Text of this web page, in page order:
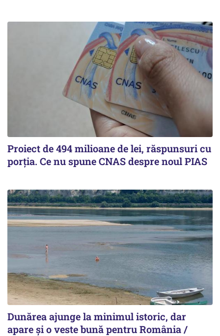
Proiect de 494 milioane de lei, răspunsuri cu
porția. Ce nu spune CNAS despre noul PIAS
Dunărea ajunge la minimul istoric, dar
apare și o veste bună pentru România /